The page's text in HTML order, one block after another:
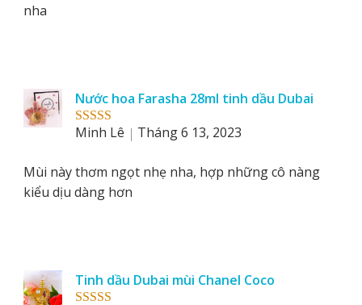
nha
Rated 5out
Nước hoa Farasha 28ml tinh dầu Dubai
Minh Lê
Tháng 6 13, 2023
Mùi này thơm ngọt nhẹ nha, hợp những cô nàng
kiểu dịu dàng hơn
Tinh dầu Dubai mùi Chanel Coco